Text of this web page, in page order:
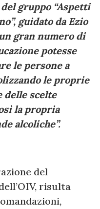
gruppo “Aspetti
guidato da Ezio
gran numero di
potesse
le persone a
le proprie
delle scelte
la propria
alcoliche”.
del
risulta